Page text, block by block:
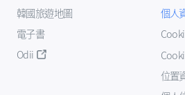
韓國旅遊地圖
電子書
Odii
個人
位置